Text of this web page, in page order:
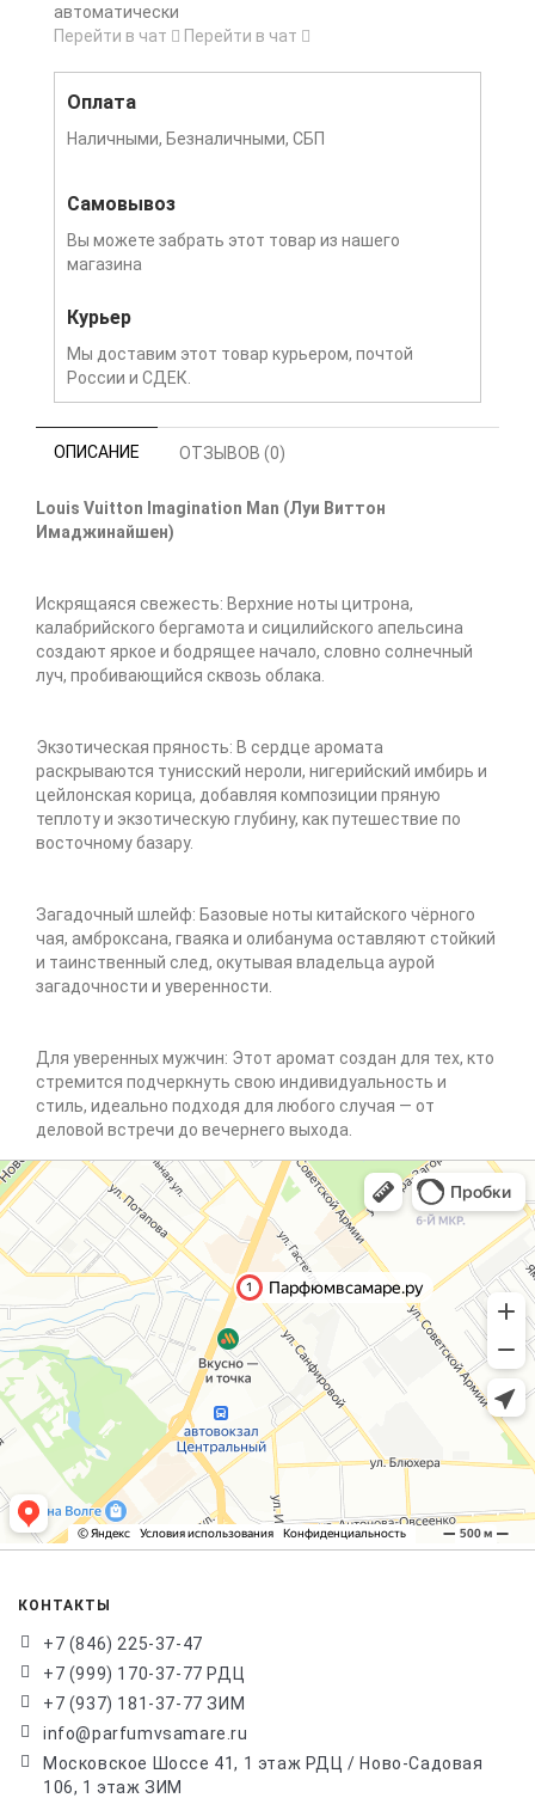
автоматически
Перейти в чат
Перейти в чат
Оплата
Наличными, Безналичными, СБП
Самовывоз
Вы можете забрать этот товар из нашего
магазина
Курьер
Мы доставим этот товар курьером, почтой
России и СДЕК.
ОПИСАНИЕ ОТЗЫВОВ (0)
Louis Vuitton Imagination Man (Луи Виттон
Имаджинайшен)
Искрящаяся свежесть: Верхние ноты цитрона,
калабрийского бергамота и сицилийского апельсина
создают яркое и бодрящее начало, словно солнечный
луч, пробивающийся сквозь облака.
Экзотическая пряность: В сердце аромата
раскрываются тунисский нероли, нигерийский имбирь и
цейлонская корица, добавляя композиции пряную
теплоту и экзотическую глубину, как путешествие по
восточному базару.
Загадочный шлейф: Базовые ноты китайского чёрного
чая, амброксана, гваяка и олибанума оставляют стойкий
и таинственный след, окутывая владельца аурой
загадочности и уверенности.
Для уверенных мужчин: Этот аромат создан для тех, кто
стремится подчеркнуть свою индивидуальность и
стиль, идеально подходя для любого случая — от
деловой встречи до вечернего выхода.
КОНТАКТЫ
+7 (846) 225-37-47
+7 (999) 170-37-77 РДЦ
+7 (937) 181-37-77 ЗИМ
info@parfumvsamare.ru
Московское Шоссе 41, 1 этаж РДЦ / Ново-Садовая
106, 1 этаж ЗИМ